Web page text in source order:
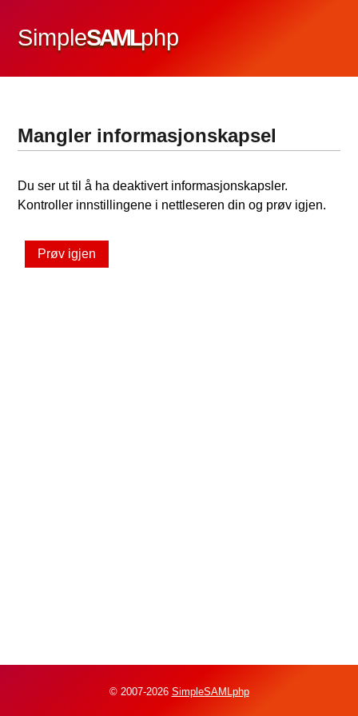
SimpleSAMLphp
Mangler informasjonskapsel
Du ser ut til å ha deaktivert informasjonskapsler.
Kontroller innstillingene i nettleseren din og prøv igjen.
Prøv igjen
© 2007-2026 SimpleSAMLphp